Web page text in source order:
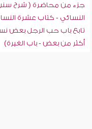
جزء من محاضرة ( شرح
النسائي - كتاب عشرة
تابع باب حب الرجل بعض
أكثر من بعض - باب الغيرة)